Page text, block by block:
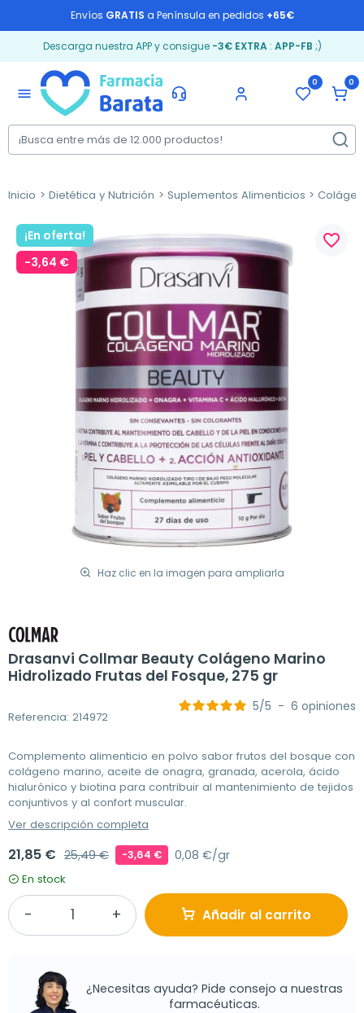
Envíos GRATIS a Península en pedidos +65€
Descarga nuestra APP y consigue -3€ EXTRA: APP-FB ;)
menu
0 0
Inicio Dietética y Nutrición Suplementos Alimenticios
¡En oferta!
-3,64 €
Haz clic en la imagen para ampliarla
favorite_border
Drasanvi Collmar Beauty Colágeno Marino
Hidrolizado Frutas del Fosque, 275 gr
Referencia: 214972
5/5 - 6 opiniones
Complemento alimenticio en polvo sabor frutos del bosque con
colágeno marino, aceite de onagra, granada, acerola, ácido
hialurónico y biotina para contribuir al mantenimiento de tejidos
conjuntivos y al confort muscular.
Ver descripción completa
21,85 € 25,49 € -3,64 € 0,08 €/gr
En stock
Añadir al carrito
¿Necesitas ayuda? Pide consejo a nuestras
farmacéuticas.